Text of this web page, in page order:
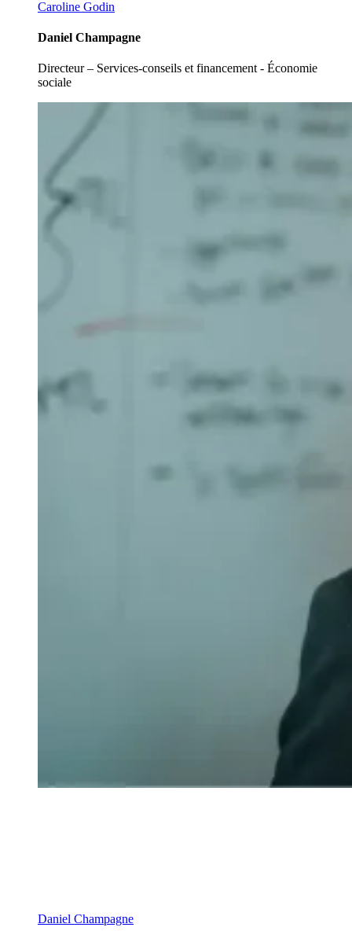
Caroline Godin
Daniel Champagne
Directeur – Services-conseils et financement - Économie
sociale
Daniel Champagne